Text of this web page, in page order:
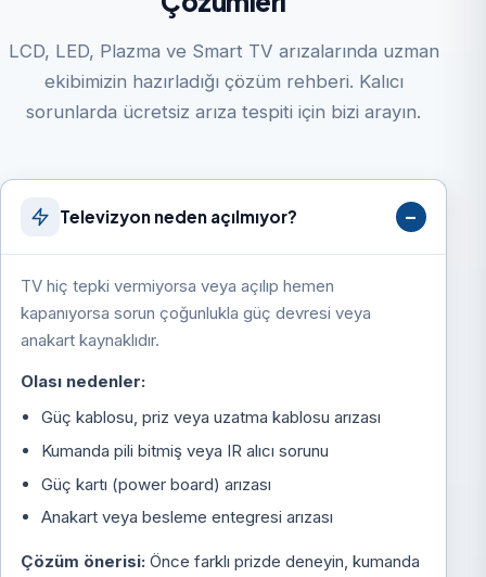
LCD, LED, Plazma ve Smart TV arızalarında uzman
ekibimizin hazırladığı çözüm rehberi. Kalıcı
sorunlarda ücretsiz arıza tespiti için bizi arayın.
Televizyon neden açılmıyor?
TV hiç tepki vermiyorsa veya açılıp hemen
kapanıyorsa sorun çoğunlukla güç devresi veya
anakart kaynaklıdır.
Olası nedenler:
Güç kablosu, priz veya uzatma kablosu arızası
Kumanda pili bitmiş veya IR alıcı sorunu
Güç kartı (power board) arızası
Anakart veya besleme entegresi arızası
Çözüm önerisi: Önce farklı prizde deneyin, kumanda